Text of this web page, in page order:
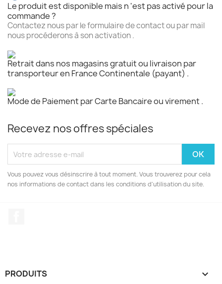
Le produit est disponible mais n 'est pas activé pour la
commande ?
Contactez nous par le formulaire de contact ou par mail
nous procéderons à son activation .
Retrait dans nos magasins gratuit ou livraison par
transporteur en France Continentale (payant) .
Mode de Paiement par Carte Bancaire ou virement .
Recevez nos offres spéciales
Vous pouvez vous désinscrire à tout moment. Vous trouverez pour cela
nos informations de contact dans les conditions d'utilisation du site.
PRODUITS 